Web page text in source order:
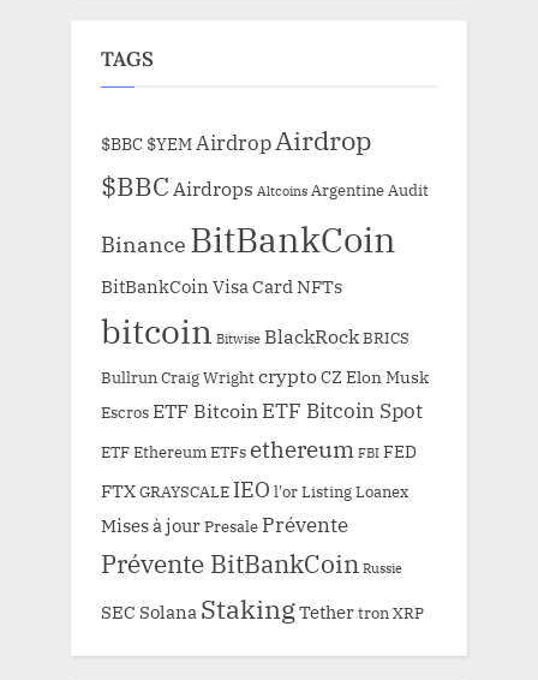
TAGS
$BBC $YEMAirdropAirdrop
$BBCAirdrops Altcoins Argentine Audit
Binance BitBankCoin
BitBankCoin Visa Card NFTs
bitcoin Bitwise BlackRockBRICS
Bullrun Craig WrightcryptoCZ Elon Musk
EscrosETF Bitcoin ETF Bitcoin Spot
ETF Ethereum ETFs ethereum FBI FED
FTXGRAYSCALE IEO l'orListingLoanex
Mises à jourPresale Prévente
Prévente BitBankCoin Russie
SEC Solana StakingTethertron XRP